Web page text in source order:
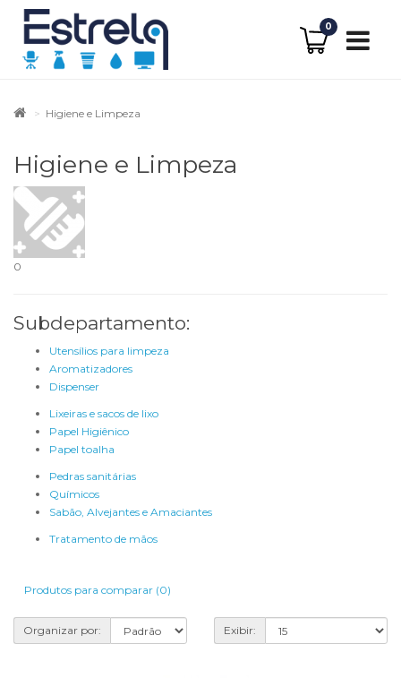
0
Higiene e Limpeza
Higiene e Limpeza
0
Subdepartamento:
Utensílios para limpeza
Aromatizadores
Dispenser
Lixeiras e sacos de lixo
Papel Higiênico
Papel toalha
Pedras sanitárias
Químicos
Sabão, Alvejantes e Amaciantes
Tratamento de mãos
Produtos para comparar (0)
Organizar por: Exibir: